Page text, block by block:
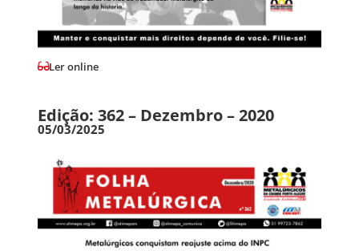
Ler online
Edição: 362 – Dezembro – 2020
05/03/2025